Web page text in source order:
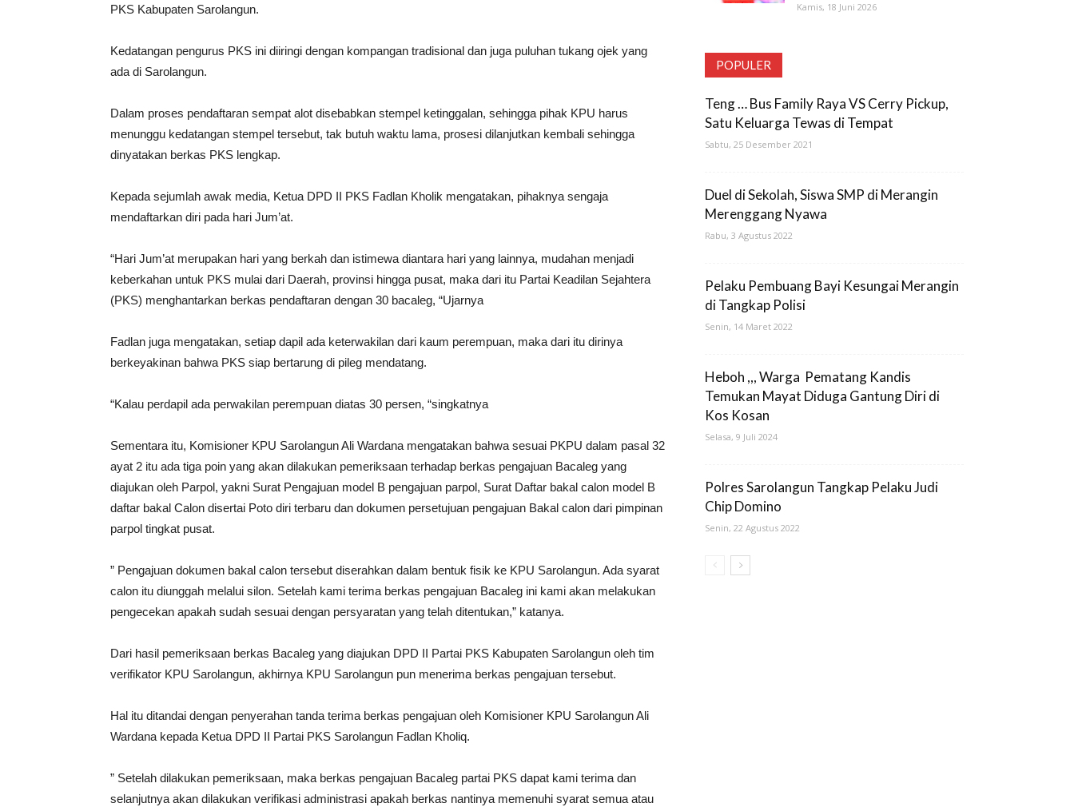
PKS Kabupaten Sarolangun.
Kedatangan pengurus PKS ini diiringi dengan kompangan tradisional dan juga puluhan tukang ojek yang
ada di Sarolangun.
Dalam proses pendaftaran sempat alot disebabkan stempel ketinggalan, sehingga pihak KPU harus
menunggu kedatangan stempel tersebut, tak butuh waktu lama, prosesi dilanjutkan kembali sehingga
dinyatakan berkas PKS lengkap.
Kepada sejumlah awak media, Ketua DPD II PKS Fadlan Kholik mengatakan, pihaknya sengaja
mendaftarkan diri pada hari Jum’at.
“Hari Jum’at merupakan hari yang berkah dan istimewa diantara hari yang lainnya, mudahan menjadi
keberkahan untuk PKS mulai dari Daerah, provinsi hingga pusat, maka dari itu Partai Keadilan Sejahtera
(PKS) menghantarkan berkas pendaftaran dengan 30 bacaleg, “Ujarnya
Fadlan juga mengatakan, setiap dapil ada keterwakilan dari kaum perempuan, maka dari itu dirinya
berkeyakinan bahwa PKS siap bertarung di pileg mendatang.
“Kalau perdapil ada perwakilan perempuan diatas 30 persen, “singkatnya
Sementara itu, Komisioner KPU Sarolangun Ali Wardana mengatakan bahwa sesuai PKPU dalam pasal 32
ayat 2 itu ada tiga poin yang akan dilakukan pemeriksaan terhadap berkas pengajuan Bacaleg yang
diajukan oleh Parpol, yakni Surat Pengajuan model B pengajuan parpol, Surat Daftar bakal calon model B
daftar bakal Calon disertai Poto diri terbaru dan dokumen persetujuan pengajuan Bakal calon dari pimpinan
parpol tingkat pusat.
” Pengajuan dokumen bakal calon tersebut diserahkan dalam bentuk fisik ke KPU Sarolangun. Ada syarat
calon itu diunggah melalui silon. Setelah kami terima berkas pengajuan Bacaleg ini kami akan melakukan
pengecekan apakah sudah sesuai dengan persyaratan yang telah ditentukan,” katanya.
Dari hasil pemeriksaan berkas Bacaleg yang diajukan DPD II Partai PKS Kabupaten Sarolangun oleh tim
verifikator KPU Sarolangun, akhirnya KPU Sarolangun pun menerima berkas pengajuan tersebut.
Hal itu ditandai dengan penyerahan tanda terima berkas pengajuan oleh Komisioner KPU Sarolangun Ali
Wardana kepada Ketua DPD II Partai PKS Sarolangun Fadlan Kholiq.
” Setelah dilakukan pemeriksaan, maka berkas pengajuan Bacaleg partai PKS dapat kami terima dan
selanjutnya akan dilakukan verifikasi administrasi apakah berkas nantinya memenuhi syarat semua atau
Kamis, 18 Juni 2026
POPULER
Teng … Bus Family Raya VS Cerry Pickup,
Satu Keluarga Tewas di Tempat
Sabtu, 25 Desember 2021
Duel di Sekolah, Siswa SMP di Merangin
Merenggang Nyawa
Rabu, 3 Agustus 2022
Pelaku Pembuang Bayi Kesungai Merangin
di Tangkap Polisi
Senin, 14 Maret 2022
Heboh ,,, Warga Pematang Kandis
Temukan Mayat Diduga Gantung Diri di
Kos Kosan
Selasa, 9 Juli 2024
Polres Sarolangun Tangkap Pelaku Judi
Chip Domino
Senin, 22 Agustus 2022